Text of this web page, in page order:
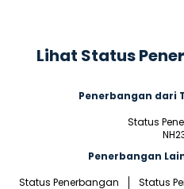
Lihat Status
Penerbangan dari
Status
Penerbangan
Status Penerbangan
Status